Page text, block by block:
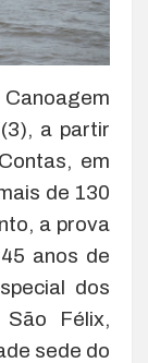
a partir
em
de 130
a prova
anos de
dos
Félix,
sede do